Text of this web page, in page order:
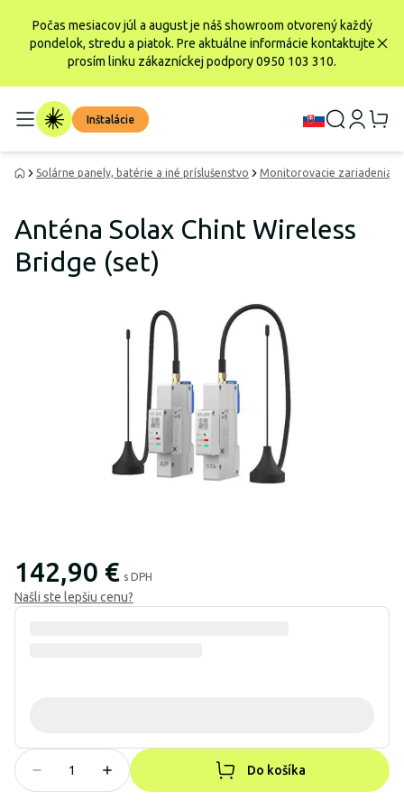
Počas mesiacov júl a august je náš showroom otvorený každý
pondelok, stredu a piatok. Pre aktuálne informácie kontaktujte
prosím linku zákazníckej podpory 0950 103 310.
Inštalácie
Solárne panely, batérie a iné príslušenstvo Monitorovacie zariadenia
Anténa Solax Chint Wireless
Bridge (set)
142,90 € s DPH
Našli ste lepšiu cenu?
Do košíka